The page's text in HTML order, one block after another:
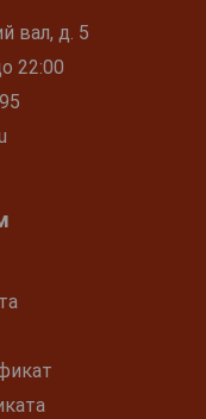
вал, д. 5
22:00